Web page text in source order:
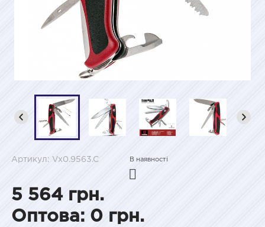
Артикул: Vx0.9563.C В наявності
5 564 грн.
Оптова: 0 грн.